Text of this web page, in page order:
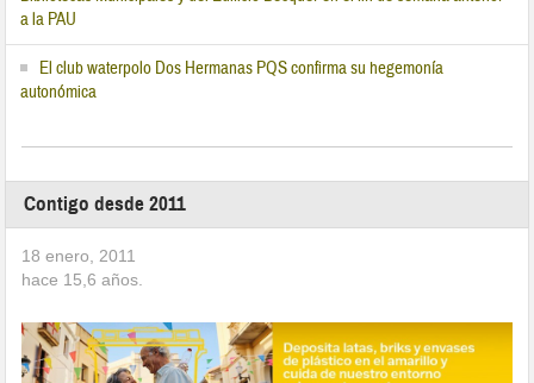
a la PAU
El club waterpolo Dos Hermanas PQS confirma su hegemonía
autonómica
Contigo desde 2011
18 enero, 2011
hace 15,6 años.